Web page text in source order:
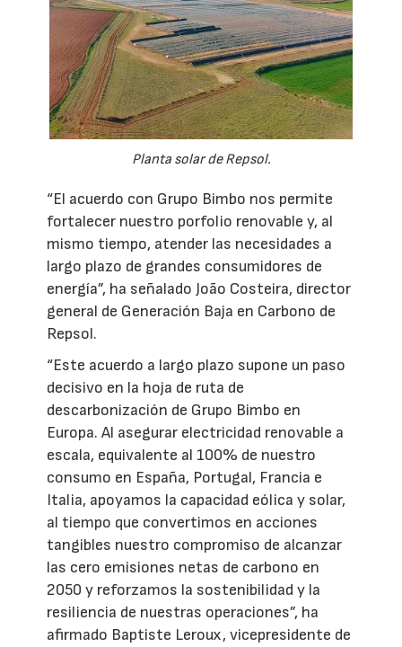
Planta solar de Repsol.
“El acuerdo con Grupo Bimbo nos permite
fortalecer nuestro porfolio renovable y, al
mismo tiempo, atender las necesidades a
largo plazo de grandes consumidores de
energía”, ha señalado João Costeira, director
general de Generación Baja en Carbono de
Repsol.
“Este acuerdo a largo plazo supone un paso
decisivo en la hoja de ruta de
descarbonización de Grupo Bimbo en
Europa. Al asegurar electricidad renovable a
escala, equivalente al 100% de nuestro
consumo en España, Portugal, Francia e
Italia, apoyamos la capacidad eólica y solar,
al tiempo que convertimos en acciones
tangibles nuestro compromiso de alcanzar
las cero emisiones netas de carbono en
2050 y reforzamos la sostenibilidad y la
resiliencia de nuestras operaciones”, ha
afirmado Baptiste Leroux, vicepresidente de